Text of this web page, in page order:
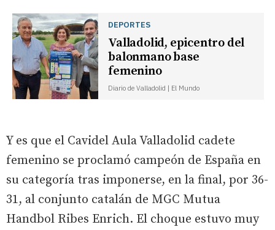
DEPORTES
Valladolid, epicentro del
balonmano base
femenino
Diario de Valladolid | El Mundo
Y es que el Cavidel Aula Valladolid cadete
femenino se proclamó campeón de España en
su categoría tras imponerse, en la final, por 36-
31, al conjunto catalán de MGC Mutua
Handbol Ribes Enrich. El choque estuvo muy